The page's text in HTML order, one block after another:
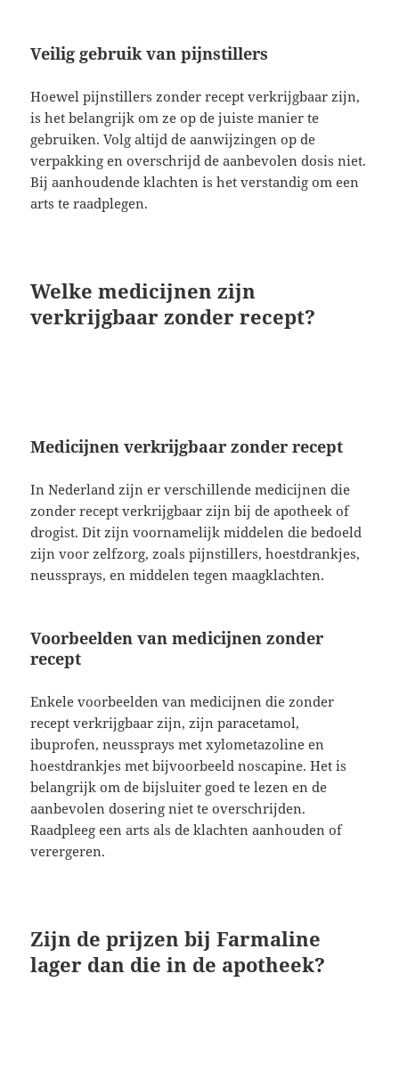
Veilig gebruik van pijnstillers
Hoewel pijnstillers zonder recept verkrijgbaar zijn,
is het belangrijk om ze op de juiste manier te
gebruiken. Volg altijd de aanwijzingen op de
verpakking en overschrijd de aanbevolen dosis niet.
Bij aanhoudende klachten is het verstandig om een
arts te raadplegen.
Welke medicijnen zijn
verkrijgbaar zonder recept?
Medicijnen verkrijgbaar zonder recept
In Nederland zijn er verschillende medicijnen die
zonder recept verkrijgbaar zijn bij de apotheek of
drogist. Dit zijn voornamelijk middelen die bedoeld
zijn voor zelfzorg, zoals pijnstillers, hoestdrankjes,
neussprays, en middelen tegen maagklachten.
Voorbeelden van medicijnen zonder
recept
Enkele voorbeelden van medicijnen die zonder
recept verkrijgbaar zijn, zijn paracetamol,
ibuprofen, neussprays met xylometazoline en
hoestdrankjes met bijvoorbeeld noscapine. Het is
belangrijk om de bijsluiter goed te lezen en de
aanbevolen dosering niet te overschrijden.
Raadpleeg een arts als de klachten aanhouden of
verergeren.
Zijn de prijzen bij Farmaline
lager dan die in de apotheek?